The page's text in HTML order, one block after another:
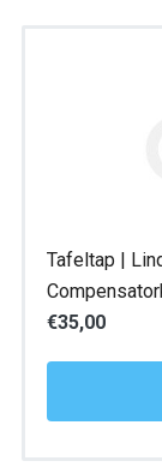
Tafeltap |
€35,00